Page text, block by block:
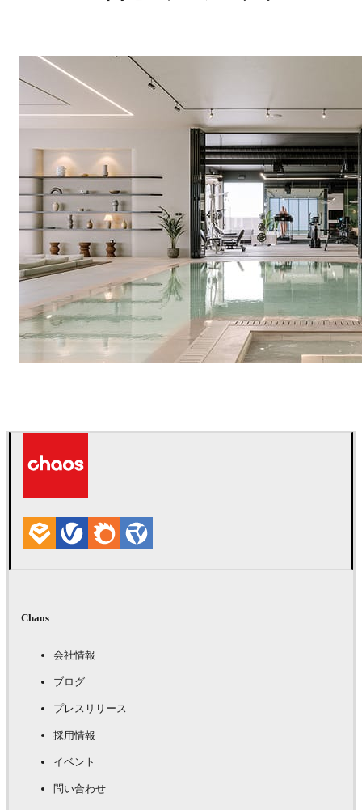
Chaos
会社情報
ブログ
プレスリリース
採用情報
イベント
問い合わせ